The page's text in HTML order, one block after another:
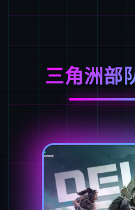
三角洲部